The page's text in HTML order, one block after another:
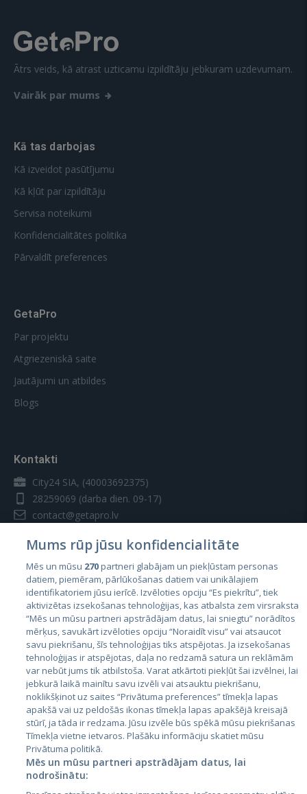
Ātrs veids, kā atrast uzticamu izpildītāju jebkuram uzdevumam.
Vairāk par mums
Kā tas darbojas
Kā izveidot pasūtījumu
Kā kļūt par izpildītāju
Servisa noteikumi
Konfidencialitātes politika
Pārvaldīt preferences
GetaPro
Par projektu
Atgriezeniskā saite
Jautājumi un atbildes
Blogs
Kontakti
City24 SIA, (40003692375)
28259069 (darba dien. 09-17)
contact@getapro.lv
Valstis
Igaunija
Latvija
Lietuva
City24.lv CVbankas.lt
Mums rūp jūsu konfidencialitāte
Mēs un mūsu 270partneri glabājam un piekļūstam personas
datiem, piemēram, pārlūkošanas datiem vai unikālajiem
identifikatoriem jūsu ierīcē. Izvēloties opciju “Es piekrītu”, tiek
aktivizētas izsekošanas tehnoloģijas, kas atbalsta zem virsraksta
“Mēs un mūsu partneri apstrādājam datus, lai sniegtu” norādītos
mērķus, savukārt izvēloties opciju “Noraidīt visu” vai atsaucot
savu piekrišanu, šīs tehnoloģijas tiks atspējotas. Ja izsekošanas
tehnoloģijas ir atspējotas, daļa no redzamā satura un reklāmām
var nebūt jums tik atbilstoša. Varat atkārtoti piekļūt šai izvēlnei, lai
jebkurā laikā mainītu savu izvēli vai atsauktu piekrišanu,
noklikšķinot uz saites “Privātuma preferences” tīmekļa lapas
apakšā vai uz peldošās ikonas tīmekļa lapas apakšējā kreisajā
stūrī, ja tāda ir redzama. Jūsu izvēle būs spēkā mūsu piekrišanas
Tīmekļa vietne ietvaros. Plašāku informāciju skatiet mūsu
Privātuma politikā.
Mēs un mūsu partneri apstrādājam datus, lai
nodrošinātu: